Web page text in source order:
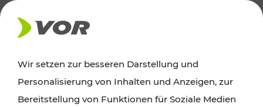
AKTUELLES
Ausflugstipps
Wir setzen zur besseren Darstellung und
Personalisierung von Inhalten und Anzeigen, zur
Bereitstellung von Funktionen für Soziale Medien